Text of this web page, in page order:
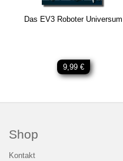
Das EV3 Roboter Universum
9,99 €
Shop
Kontakt